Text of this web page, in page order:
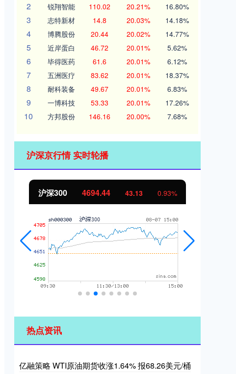
2 锐翔智能 110.02 20.21% 16.80%
3 志特新材 14.8 20.03% 14.18%
4 博腾股份 20.44 20.02% 14.77%
5 近岸蛋白 46.72 20.01% 5.62%
6 毕得医药 61.6 20.01% 6.12%
7 五洲医疗 83.62 20.01% 18.37%
8 耐科装备 49.67 20.01% 6.83%
9 一博科技 53.33 20.01% 17.26%
10 方邦股份 146.16 20.00% 7.68%
沪深京行情 实时轮播
沪深300 4694.44 43.13 0.93%
热点资讯
亿融策略 WTI原油期货收涨1.64% 报68.26美元/桶